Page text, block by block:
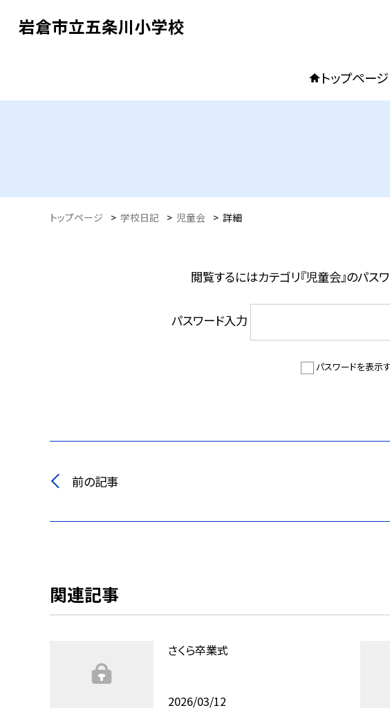
岩倉市立五条川小学校
トップページ
トップページ > 学校日記 > 児童会 > 詳細
閲覧するにはカテゴリ『児童会』のパス
パスワード入力
パスワードを表示
前の記事
関連記事
さくら卒業式
2026/03/12